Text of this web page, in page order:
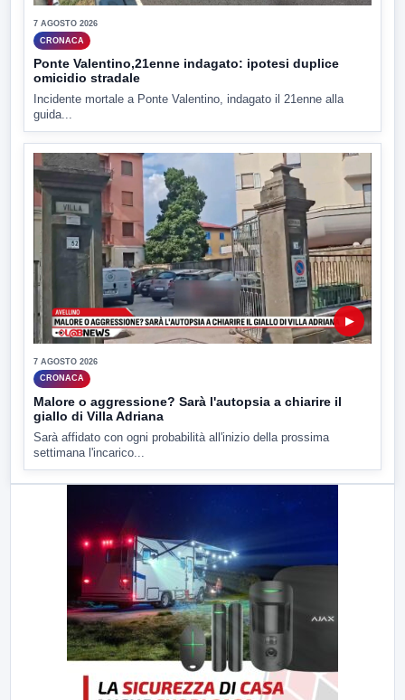
7 AGOSTO 2026
CRONACA
Ponte Valentino,21enne indagato: ipotesi duplice
omicidio stradale
Incidente mortale a Ponte Valentino, indagato il 21enne alla
guida...
▶
7 AGOSTO 2026
CRONACA
Malore o aggressione? Sarà l'autopsia a chiarire il
giallo di Villa Adriana
Sarà affidato con ogni probabilità all'inizio della prossima
settimana l'incarico...